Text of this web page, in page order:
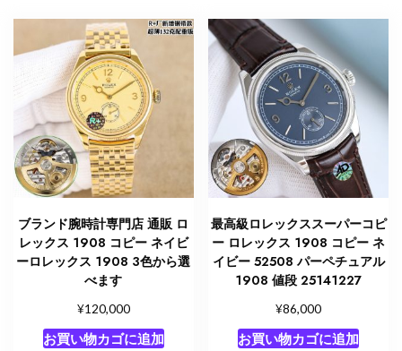
n
級
口
ミ
個
ブランド腕時計専門店 通販 ロ
レックス 1908 コピー ネイビ
ーロレックス 1908 3色から選
べます
¥120,000
お買い物カゴに追加
最高級ロレックススーパーコピ
ー ロレックス 1908 コピー ネ
イビー 52508 パーペチュアル
1908 値段 25141227
¥86,000
お買い物カゴに追加